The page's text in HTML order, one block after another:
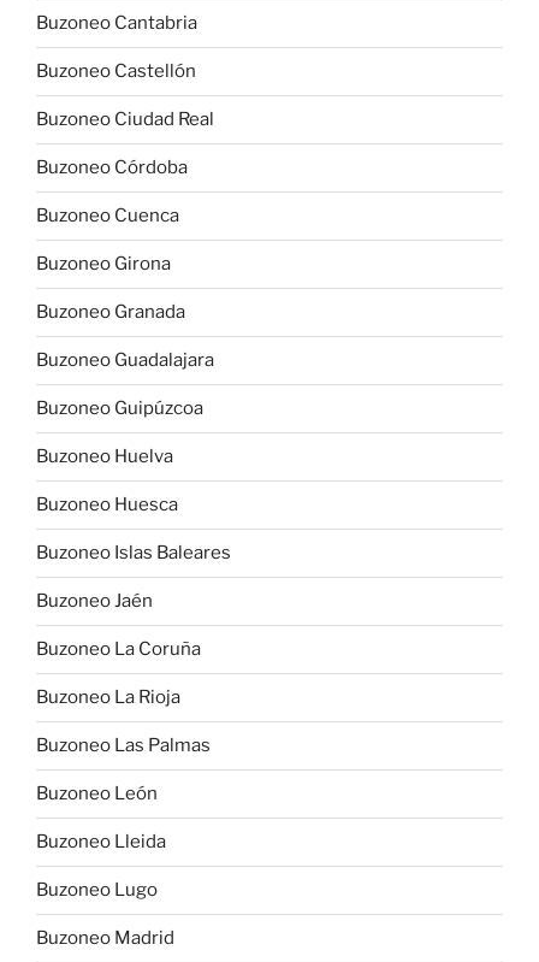
Buzoneo Cantabria
Buzoneo Castellón
Buzoneo Ciudad Real
Buzoneo Córdoba
Buzoneo Cuenca
Buzoneo Girona
Buzoneo Granada
Buzoneo Guadalajara
Buzoneo Guipúzcoa
Buzoneo Huelva
Buzoneo Huesca
Buzoneo Islas Baleares
Buzoneo Jaén
Buzoneo La Coruña
Buzoneo La Rioja
Buzoneo Las Palmas
Buzoneo León
Buzoneo Lleida
Buzoneo Lugo
Buzoneo Madrid